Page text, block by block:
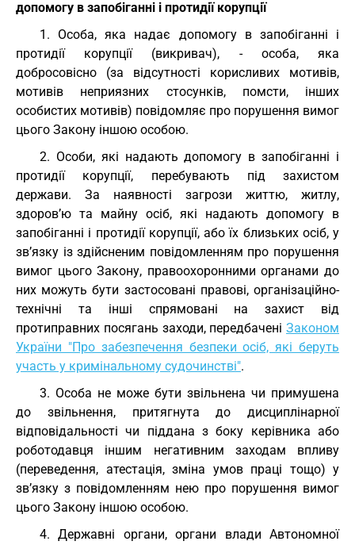
допомогу в запобіганні і протидії корупції
1. Особа, яка надає допомогу в запобіганні і
протидії корупції (викривач), - особа, яка
добросовісно (за відсутності корисливих мотивів,
мотивів неприязних стосунків, помсти, інших
особистих мотивів) повідомляє про порушення вимог
цього Закону іншою особою.
2. Особи, які надають допомогу в запобіганні і
протидії корупції, перебувають під захистом
держави. За наявності загрози життю, житлу,
здоров’ю та майну осіб, які надають допомогу в
запобіганні і протидії корупції, або їх близьких осіб, у
зв’язку із здійсненим повідомленням про порушення
вимог цього Закону, правоохоронними органами до
них можуть бути застосовані правові, організаційно-
технічні та інші спрямовані на захист від
протиправних посягань заходи, передбачені Законом
України "Про забезпечення безпеки осіб, які беруть
участь у кримінальному судочинстві".
3. Особа не може бути звільнена чи примушена
до звільнення, притягнута до дисциплінарної
відповідальності чи піддана з боку керівника або
роботодавця іншим негативним заходам впливу
(переведення, атестація, зміна умов праці тощо) у
зв’язку з повідомленням нею про порушення вимог
цього Закону іншою особою.
4. Державні органи, органи влади Автономної